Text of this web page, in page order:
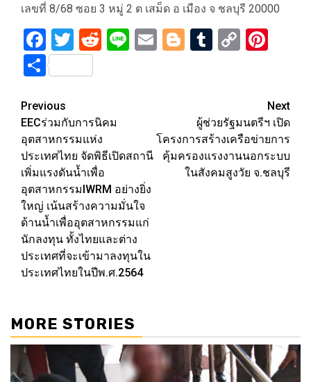
เลขที่ 8/68 ซอย 3 หมู่ 2 ต เสม็ด อ เมือง จ ชลบุรี 20000
Facebook
Twitter
Reddit
LineEmailBlogger
Tumblr
Copy
Share
Post
navigation
Previous
EECร่วมกับการนิคม
อุตสาหกรรมแห่ง
ประเทศไทย จัดพิธีเปิดสถานี
เพิ่มแรงดันน้ำเพื่อ
อุตสาหกรรมIWRM อย่างยิ่ง
ใหญ่ เน้นสร้างความมั่นใจ
ด้านน้ำเพื่ออุตสาหกรรมแก่
นักลงทุน ทั้งไทยและต่าง
ประเทศที่จะเข้ามาลงทุนใน
ประเทศไทยในปีพ.ศ.2564
Next
ผู้ช่วยรัฐมนตรีฯ เปิด
โครงการสร้างเครือข่ายการ
คุ้มครองแรงงานนอกระบบ
ในสังคมสูงวัย จ.ชลบุรี
MORE STORIES